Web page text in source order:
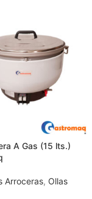
A Gas (15 lts.)
Arroceras, Ollas